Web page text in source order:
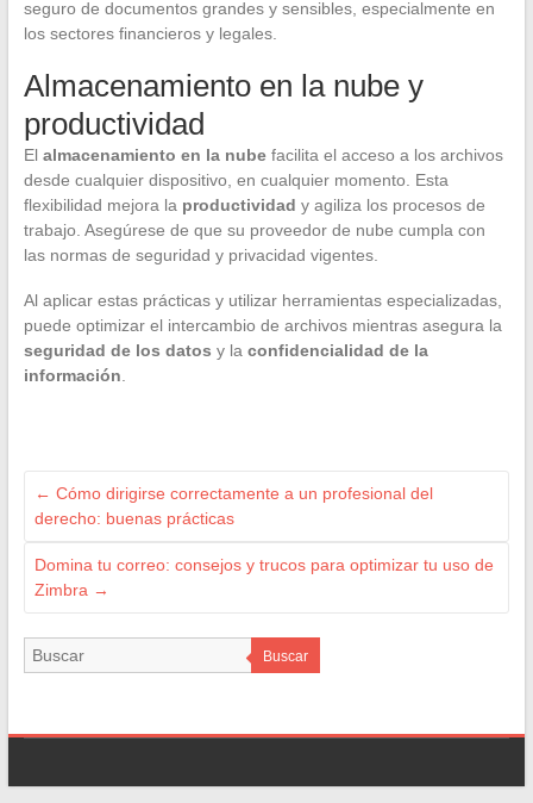
seguro de documentos grandes y sensibles, especialmente en
los sectores financieros y legales.
Almacenamiento en la nube y
productividad
El almacenamiento en la nubefacilita el acceso a los archivos
desde cualquier dispositivo, en cualquier momento. Esta
flexibilidad mejora la productividad y agiliza los procesos de
trabajo. Asegúrese de que su proveedor de nube cumpla con
las normas de seguridad y privacidad vigentes.
Al aplicar estas prácticas y utilizar herramientas especializadas,
puede optimizar el intercambio de archivos mientras asegura la
seguridad de los datos y la confidencialidad de la
información
← Cómo dirigirse correctamente a un profesional del
derecho: buenas prácticas
Domina tu correo: consejos y trucos para optimizar tu uso de
Zimbra →
Buscar